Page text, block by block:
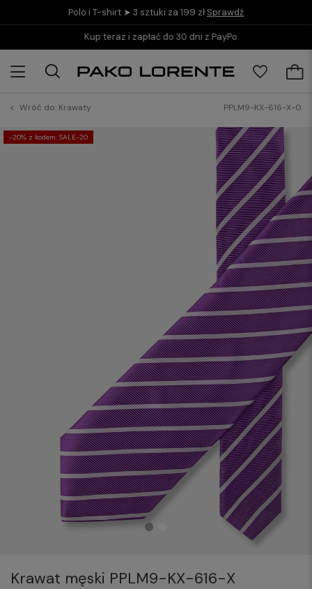
Polo i T-shirt ➤ 3 sztuki za 199 zł Sprawdź
Kup teraz i zapłać do 30 dni z PayPo
Wróć do: Krawaty PPLM9-KX-616-X-0
-20% z kodem: SALE-20
Krawat męski PPLM9-KX-616-X